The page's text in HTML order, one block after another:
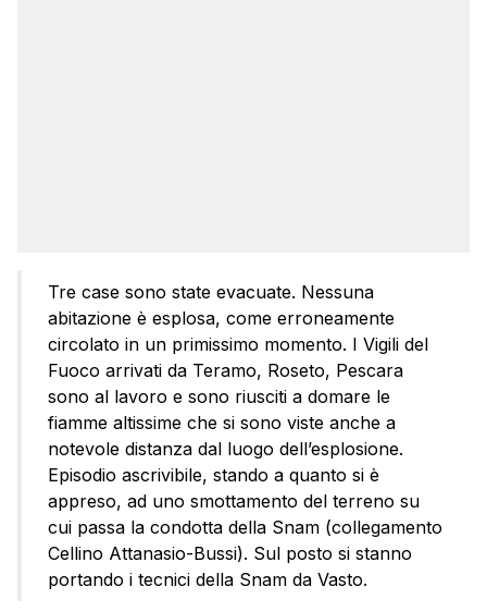
Tre case sono state evacuate. Nessuna
abitazione è esplosa, come erroneamente
circolato in un primissimo momento. I Vigili del
Fuoco arrivati da Teramo, Roseto, Pescara
sono al lavoro e sono riusciti a domare le
fiamme altissime che si sono viste anche a
notevole distanza dal luogo dell’esplosione.
Episodio ascrivibile, stando a quanto si è
appreso, ad uno smottamento del terreno su
cui passa la condotta della Snam (collegamento
Cellino Attanasio-Bussi). Sul posto si stanno
portando i tecnici della Snam da Vasto.